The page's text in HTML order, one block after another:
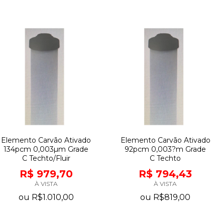
Elemento Carvão Ativado
134pcm 0,003µm Grade
C Techto/Fluir
R$ 979,70
À VISTA
ou R$1.010,00
Elemento Carvão Ativado
92pcm 0,003?m Grade
C Techto
R$ 794,43
À VISTA
ou R$819,00